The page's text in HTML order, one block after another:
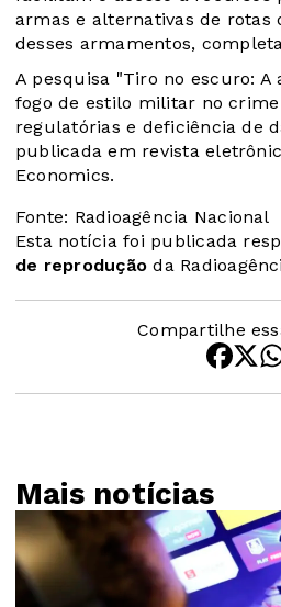
armas e alternativas de rotas
desses armamentos,
A pesquisa "Tiro no escuro: A
fogo de estilo militar no
regulatórias e deficiência de
publicada em revista
Economics.
Fonte: Radioagência Nacional
Esta notícia foi publicada
de reprodução da
Compartilhe
Mais notícias